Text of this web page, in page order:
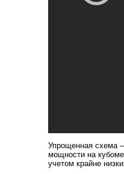
Упрощенная схема
мощности на
учетом крайне